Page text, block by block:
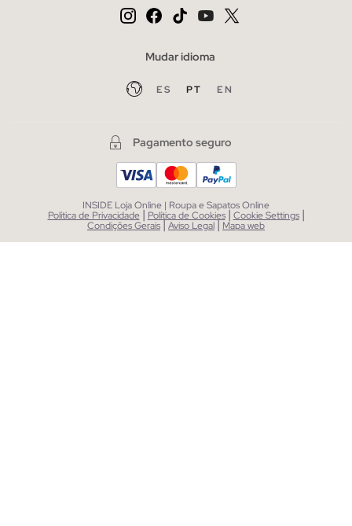
Mudar idioma
ES PT EN
Pagamento seguro
INSIDE Loja Online | Roupa e Sapatos Online
Política de Privacidade | Política de Cookies | Cookie Settings |
Condições Gerais|Aviso Legal| Mapa web